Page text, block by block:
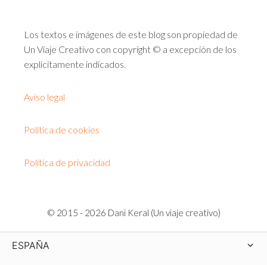
Los textos e imágenes de este blog son propiedad de
Un Viaje Creativo con copyright © a excepción de los
explícitamente indicados.
Aviso legal
Política de cookies
Política de privacidad
© 2015 - 2026 Dani Keral (Un viaje creativo)
ESPAÑA